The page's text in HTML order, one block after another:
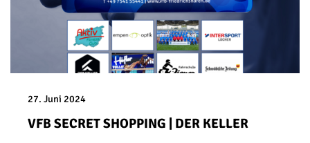
27. Juni 2024
VFB SECRET SHOPPING | DER KELLER